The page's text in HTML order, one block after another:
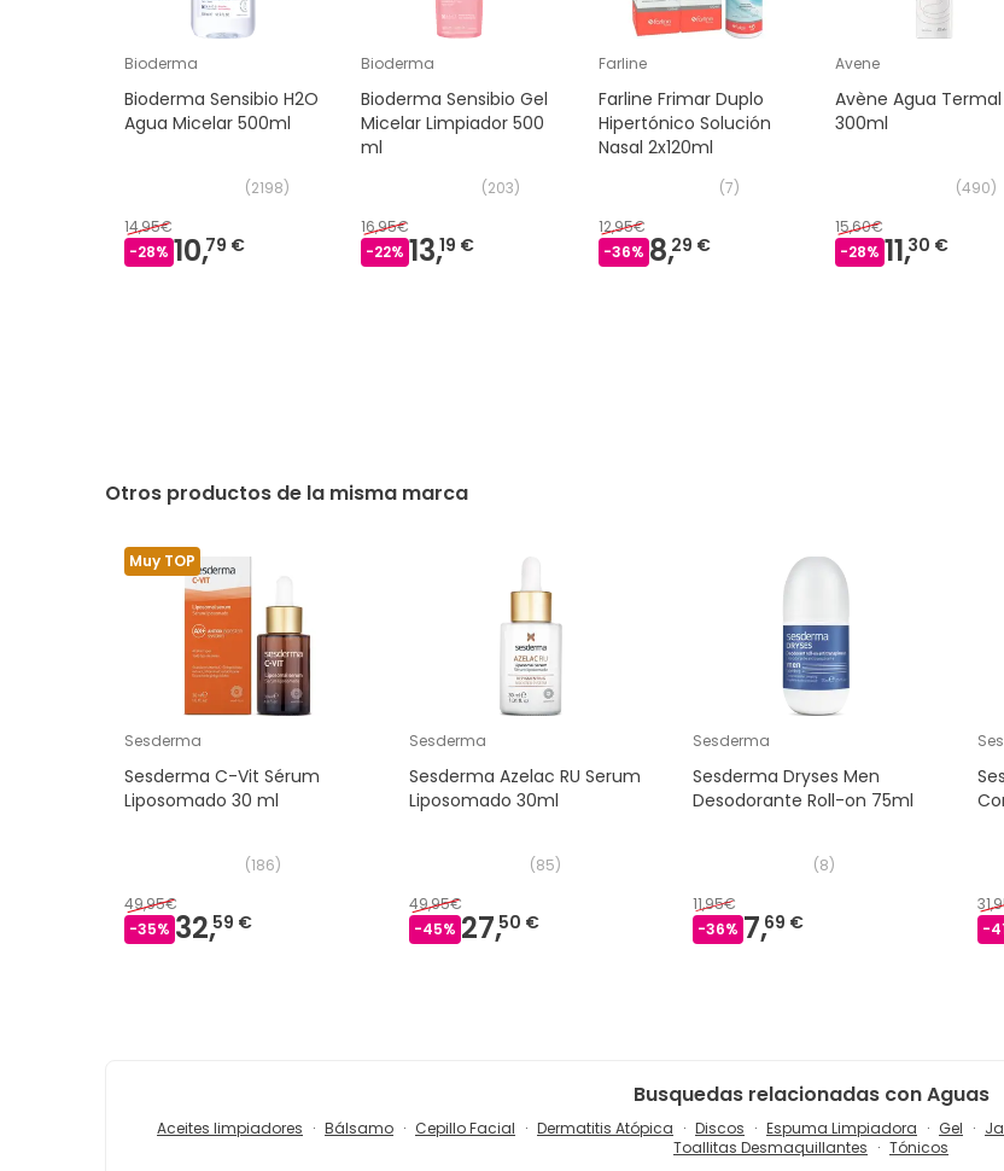
Bioderma
Bioderma Sensibio H2O
Agua Micelar 500ml
(2198)
14,95€
-28% 10,79 €
Bioderma
Bioderma Sensibio Gel
Micelar Limpiador 500
ml
(203)
16,95€
-22% 13,19 €
Farline
Farline Frimar Duplo
Hipertónico Solución
Nasal 2x120ml
(7)
12,95€
-36% 8,29 €
Avene
Avène Agua Termal
300ml
(490)
15,60€
-28% 11,30 €
Otros productos de la misma marca
Muy TOP
Sesderma
Sesderma C-Vit Sérum
Liposomado 30 ml
(186)
49,95€
-35% 32,59 €
Sesderma
Sesderma Azelac RU Serum
Liposomado 30ml
(85)
49,95€
-45% 27,50 €
Sesderma
Sesderma Dryses Men
Desodorante Roll-on 75ml
(8)
11,95€
-36% 7,69 €
-
Busquedas relacionadas con Aguas
Aceites limpiadores Bálsamo Cepillo Facial Dermatitis Atópica Discos Espuma Limpiadora Gel
Toallitas Desmaquillantes
Tónicos